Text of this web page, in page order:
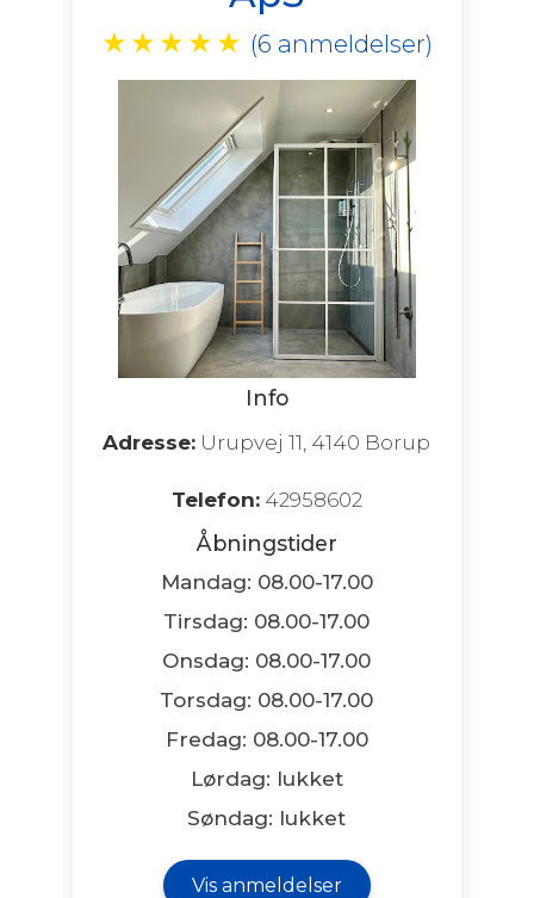
★ ★ ★ ★ ★ (6 anmeldelser)
Info
Adresse: Urupvej 11, 4140 Borup
Telefon:42958602
Åbningstider
Mandag: 08.00-17.00
Tirsdag: 08.00-17.00
Onsdag: 08.00-17.00
Torsdag: 08.00-17.00
Fredag: 08.00-17.00
Lørdag: lukket
Søndag: lukket
Vis anmeldelser